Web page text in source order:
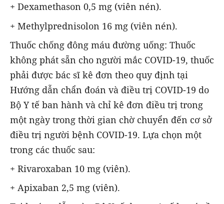
+ Dexamethason 0,5 mg (viên nén).
+ Methylprednisolon 16 mg (viên nén).
Thuốc chống đông máu đường uống: Thuốc
không phát sẵn cho người mắc COVID-19, thuốc
phải được bác sĩ kê đơn theo quy định tại
Hướng dẫn chẩn đoán và điều trị COVID-19 do
Bộ Y tế ban hành và chỉ kê đơn điều trị trong
một ngày trong thời gian chờ chuyển đến cơ sở
điều trị người bệnh COVID-19. Lựa chọn một
trong các thuốc sau:
+ Rivaroxaban 10 mg (viên).
+ Apixaban 2,5 mg (viên).